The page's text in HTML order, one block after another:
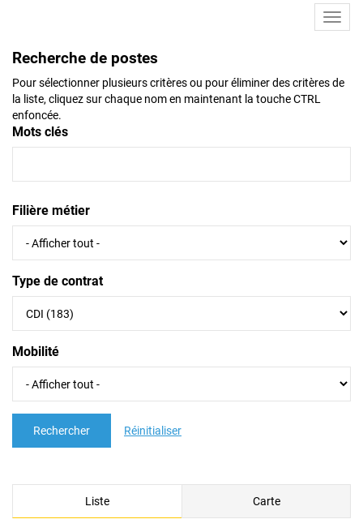
Recherche de postes
Pour sélectionner plusieurs critères ou pour éliminer des critères de
la liste, cliquez sur chaque nom en maintenant la touche CTRL
enfoncée.
Mots clés
Filière métier
Type de contrat
Mobilité
Rechercher Réinitialiser
Liste Carte